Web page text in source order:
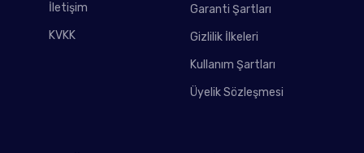
İletişim
KVKK
Garanti Şartları
Gizlilik İlkeleri
Kullanım Şartları
Üyelik Sözleşmesi